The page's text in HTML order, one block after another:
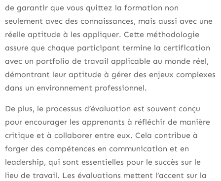
de garantir que vous quittez la formation non
seulement avec des connaissances, mais aussi avec une
réelle aptitude à les appliquer. Cette méthodologie
assure que chaque participant termine la certification
avec un portfolio de travail applicable au monde réel,
démontrant leur aptitude à gérer des enjeux complexes
dans un environnement professionnel.
De plus, le processus d’évaluation est souvent conçu
pour encourager les apprenants à réfléchir de manière
critique et à collaborer entre eux. Cela contribue à
forger des compétences en communication et en
leadership, qui sont essentielles pour le succès sur le
lieu de travail. Les évaluations mettent l’accent sur la